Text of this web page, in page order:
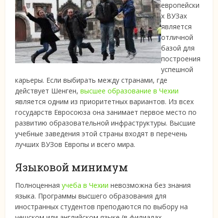
европейски
х ВУЗах
является
отличной
базой для
построения
успешной
карьеры. Если выбирать между странами, где
действует Шенген,высшее образование в Чехии
является одним из приоритетных вариантов. Из всех
государств Евросоюза она занимает первое место по
развитию образовательной инфраструктуры. Высшие
учебные заведения этой страны входят в перечень
лучших ВУЗов Европы и всего мира.
Языковой минимум
Полноценнаяучеба в Чехии невозможна без знания
языка. Программы высшего образования для
иностранных студентов преподаются по выбору на